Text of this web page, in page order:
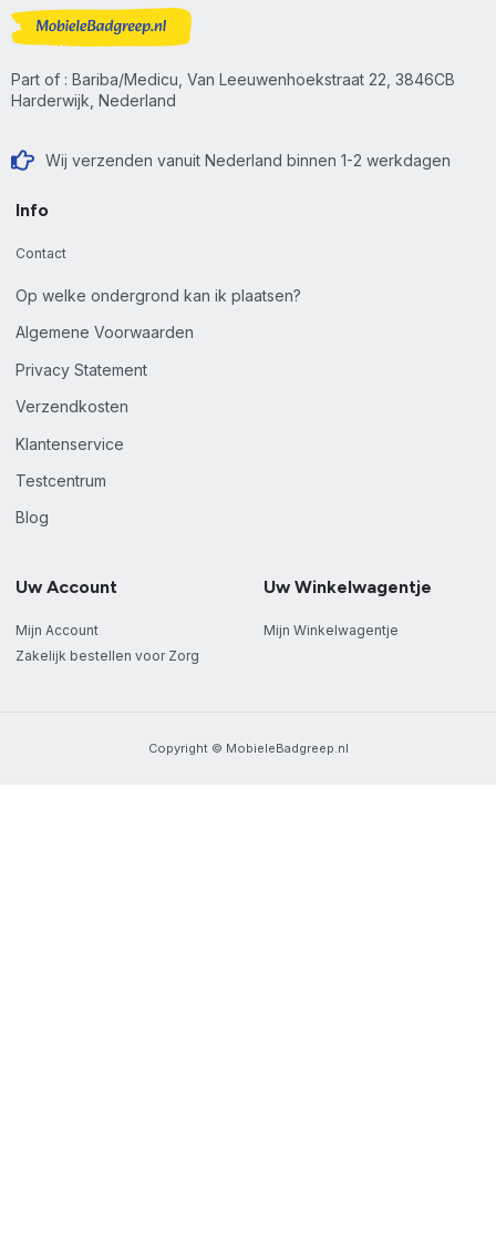
Part of : Bariba/Medicu, Van Leeuwenhoekstraat 22, 3846CB
Harderwijk, Nederland
Wij verzenden vanuit Nederland binnen 1-2 werkdagen
Info
Contact
Op welke ondergrond kan ik plaatsen?
Algemene Voorwaarden
Privacy Statement
Verzendkosten
Klantenservice
Testcentrum
Blog
Uw Account
Mijn Account
Zakelijk bestellen voor Zorg
Uw Winkelwagentje
Mijn Winkelwagentje
Copyright © MobieleBadgreep.nl